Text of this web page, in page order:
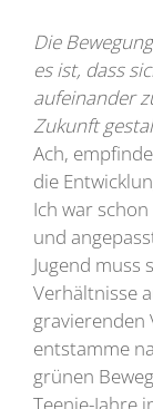
Die
es ist, dass
aufeinander
Zukunft
Ach,
die
Ich war
und
Jugend muss
Verhältnisse
gravierenden
entstamme
grünen
Teenie-Jahre